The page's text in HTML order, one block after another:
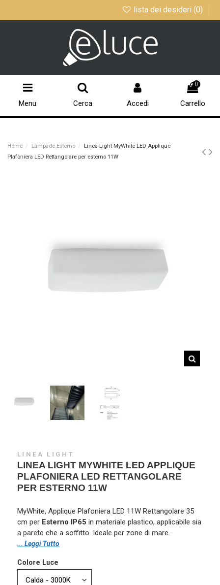
lista dei desideri (0)
Menu Cerca Accedi
0
Carrello
Home Lampade Esterno
Linea Light MyWhite LED Applique
Plafoniera LED Rettangolare per esterno 11W
LINEA LIGHT
LINEA LIGHT MYWHITE LED APPLIQUE
PLAFONIERA LED RETTANGOLARE
PER ESTERNO 11W
MyWhite, Applique Plafoniera LED 11W Rettangolare 35
cm per Esterno IP65 in materiale plastico, applicabile sia
a parete che a soffitto. Ideale per zone di mare.
... Leggi Tutto
Colore Luce